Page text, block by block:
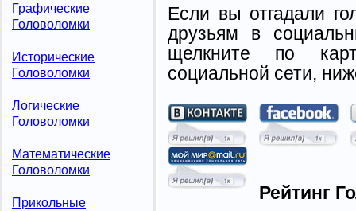
Графические
Головоломки
Исторические
Головоломки
Логические
Головоломки
Математические
Головоломки
Прикольные
Если вы отгадали
друзьям в
щелкните по
социальной сети,
Рейтинг